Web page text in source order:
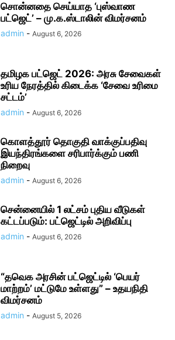
சொன்னதை செய்யாத ‘புஸ்வாண
பட்ஜெட்’ – மு.க.ஸ்டாலின் விமர்சனம்
admin - August 6, 2026
தமிழக பட்ஜெட் 2026: அரசு சேவைகள்
உரிய நேரத்தில் கிடைக்க ‘சேவை உரிமை
சட்டம்’
admin - August 6, 2026
கொளத்தூர் தொகுதி வாக்குப்பதிவு
இயந்திரங்களை சரிபார்க்கும் பணி
நிறைவு
admin - August 6, 2026
சென்னையில் 1 லட்சம் புதிய வீடுகள்
கட்டப்படும்: பட்ஜெட்டில் அறிவிப்பு
admin - August 6, 2026
“தவெக அரசின் பட்ஜெட்டில் ‘பெயர்
மாற்றம்’ மட்டுமே உள்ளது” – உதயநிதி
விமர்சனம்
admin - August 5, 2026